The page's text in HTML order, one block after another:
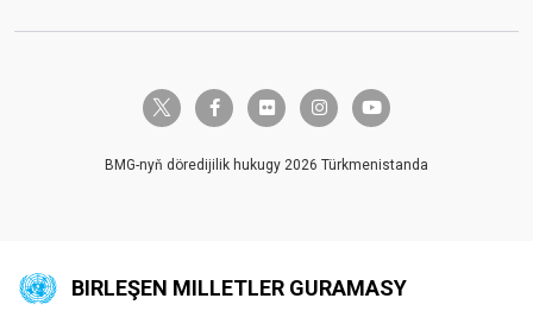
twitter-x facebook-fflickr instagramyoutube
BMG-nyň döredijilik hukugy 2026 Türkmenistanda
BIRLEŞEN MILLETLER GURAMASY